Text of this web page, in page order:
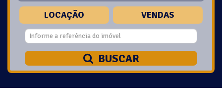
LOCAÇÃO VENDAS
BUSCAR